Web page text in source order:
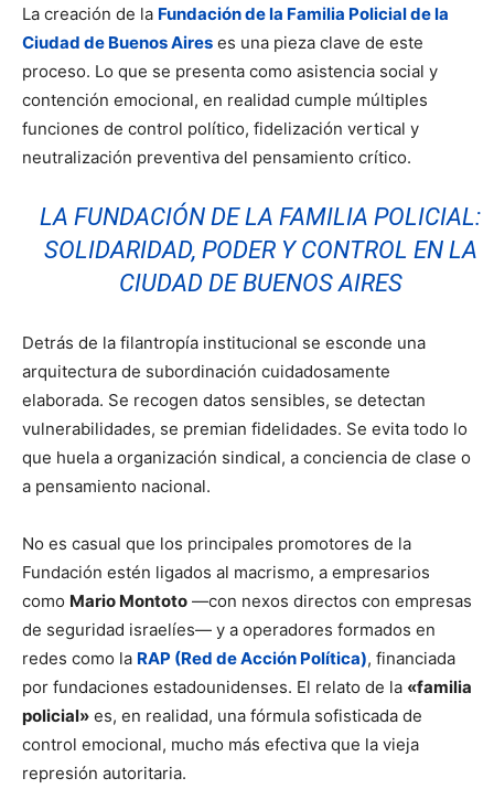
La creación de la Fundación de la Familia Policial de la
Ciudad de Buenos Aires es una pieza clave de este
proceso. Lo que se presenta como asistencia social y
contención emocional, en realidad cumple múltiples
funciones de control político, fidelización vertical y
neutralización preventiva del pensamiento crítico.
LA FUNDACIÓN DE LA FAMILIA POLICIAL:
SOLIDARIDAD, PODER Y CONTROL EN LA
CIUDAD DE BUENOS AIRES
Detrás de la filantropía institucional se esconde una
arquitectura de subordinación cuidadosamente
elaborada. Se recogen datos sensibles, se detectan
vulnerabilidades, se premian fidelidades. Se evita todo lo
que huela a organización sindical, a conciencia de clase o
a pensamiento nacional.
No es casual que los principales promotores de la
Fundación estén ligados al macrismo, a empresarios
como Mario Montoto —con nexos directos con empresas
de seguridad israelíes— y a operadores formados en
redes como la RAP (Red de Acción Política), financiada
por fundaciones estadounidenses. El relato de la «familia
policial» es, en realidad, una fórmula sofisticada de
control emocional, mucho más efectiva que la vieja
represión autoritaria.